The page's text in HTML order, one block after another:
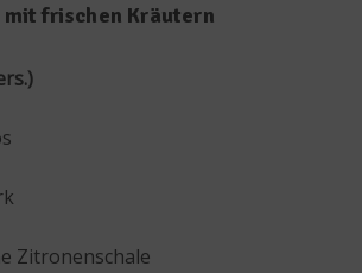
mit frischen Kräutern
Zitronenschale